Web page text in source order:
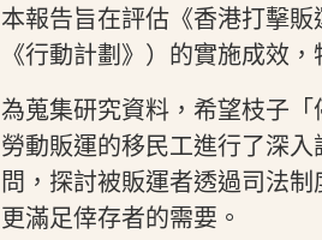
本報告旨在評估《香港打擊
《行動計劃》）的實施成效
為蒐集研究資料，希望枝子
勞動販運的移民工進行了深
問，探討被販運者透過司法
更滿足倖存者的需要。